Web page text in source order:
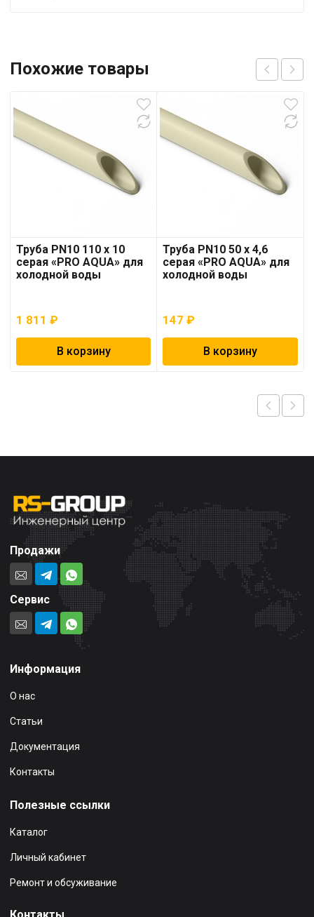
Похожие товары
Труба PN10 110 x 10
серая «PRO AQUA» для
холодной воды
1 811 ₽
В корзину
Труба PN10 50 x 4,6
серая «PRO AQUA» для
холодной воды
147₽
В корзину
Продажи
Сервис
Информация
О нас
Статьи
Документация
Контакты
Полезные ссылки
Каталог
Личный кабинет
Ремонт и обсуживание